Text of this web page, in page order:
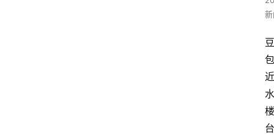
豆
包
近
水
楼
台